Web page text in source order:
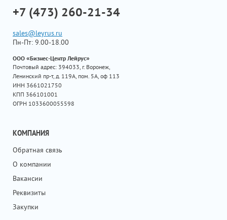
+7 (473) 260-21-34
sales@leyrus.ru
Пн-Пт: 9.00-18.00
ООО «Бизнес-Центр Лейрус»
Почтовый адрес: 394033, г. Воронеж,
Ленинский пр-т, д. 119А, пом. 5А, оф 113
ИНН 3661021750
КПП 366101001
ОГРН 1033600055598
КОМПАНИЯ
Обратная связь
О компании
Вакансии
Реквизиты
Закупки